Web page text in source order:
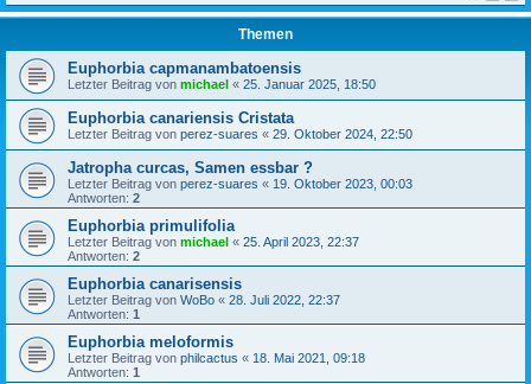
Themen
Euphorbia capmanambatoensis
Letzter Beitrag von michael « 25. Januar 2025, 18:50
Euphorbia canariensis Cristata
Letzter Beitrag von perez-suares « 29. Oktober 2024, 22:50
Jatropha curcas, Samen essbar ?
Letzter Beitrag von perez-suares « 19. Oktober 2023, 00:03
Antworten: 2
Euphorbia primulifolia
Letzter Beitrag von michael « 25. April 2023, 22:37
Antworten: 2
Euphorbia canarisensis
Letzter Beitrag von WoBo « 28. Juli 2022, 22:37
Antworten: 1
Euphorbia meloformis
Letzter Beitrag von philcactus « 18. Mai 2021, 09:18
Antworten: 1